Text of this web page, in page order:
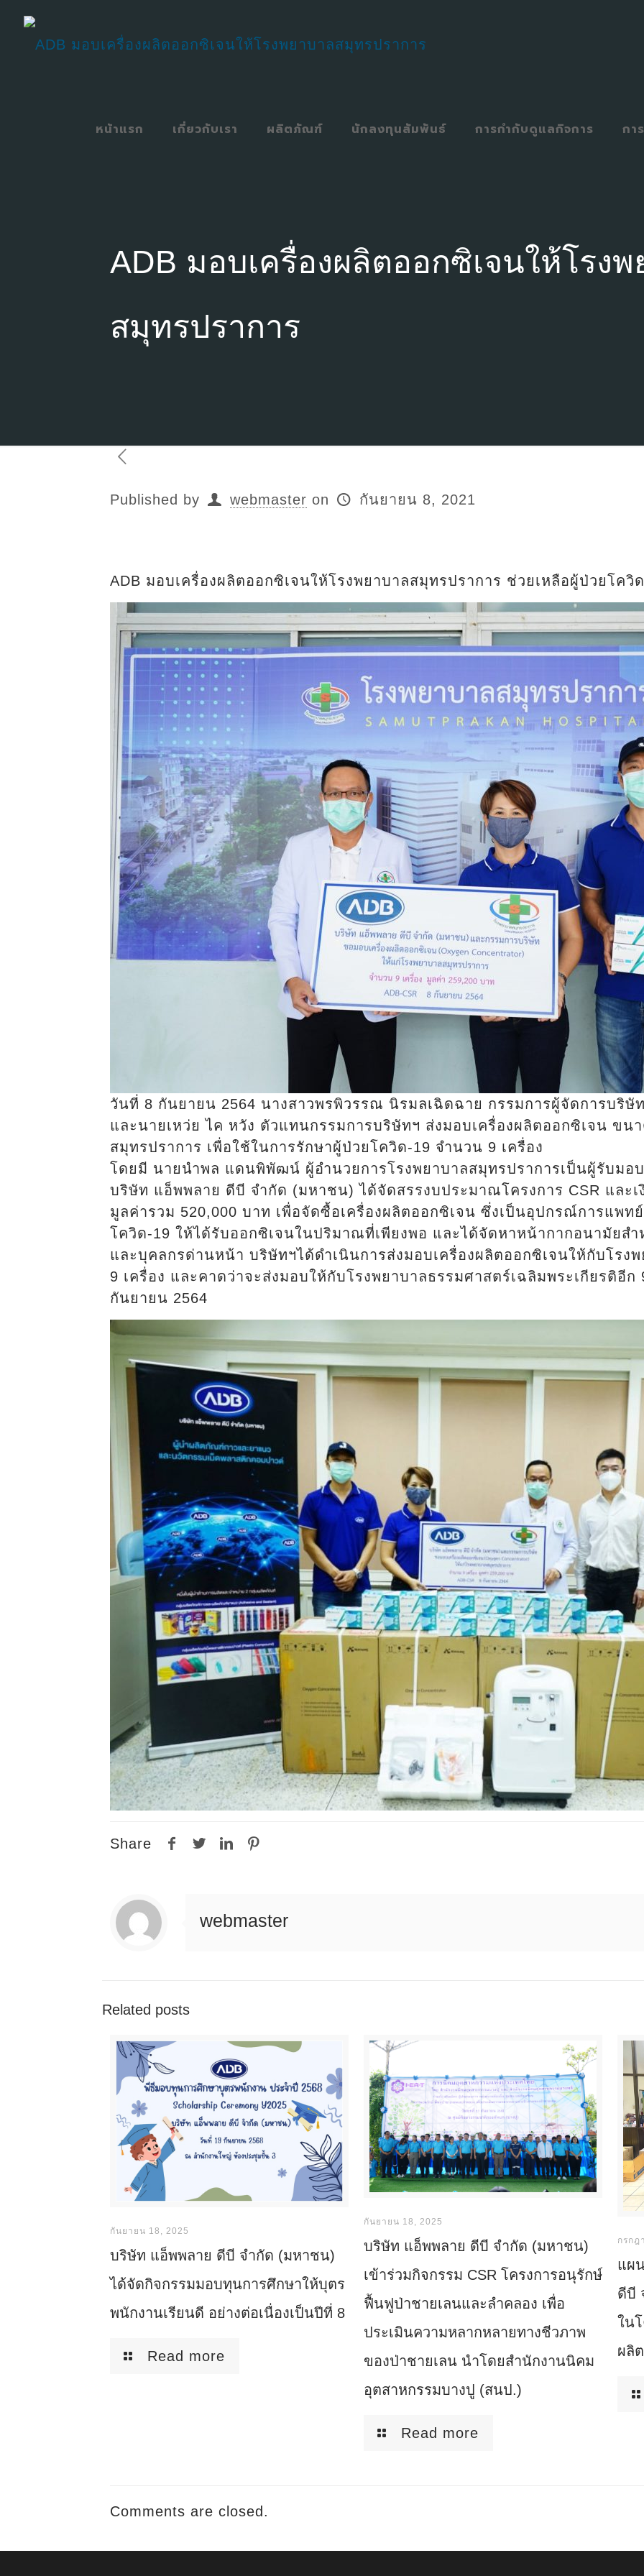
หน้าแรก เกี่ยวกับเรา ผลิตภัณฑ์ นักลงทุนสัมพันธ์ การกำกับดูแลกิจการ กา
ADB มอบเครื่องผลิตออกซิเจนให้โรง
สมุทรปราการ
Published by webmaster on กันยายน 8, 2021
ADB มอบเครื่องผลิตออกซิเจนให้โรงพยาบาลสมุทรปราการ ช่วยเหลือผู้ป่วยโควิ
วันที่ 8 กันยายน 2564 นางสาวพรพิวรรณ นิรมลเฉิดฉาย กรรมการผู้จัดการบริ
และนายเหว่ย ไค หวัง ตัวแทนกรรมการบริษัทฯ ส่งมอบเครื่องผลิตออกซิเจน ขน
สมุทรปราการ เพื่อใช้ในการรักษาผู้ป่วยโควิด-19 จำนวน 9 เครื่อง
โดยมี นายนำพล แดนพิพัฒน์ ผู้อำนวยการโรงพยาบาลสมุทรปราการเป็นผู้รับมอบ
บริษัท แอ็พพลาย ดีบี จำกัด (มหาชน) ได้จัดสรรงบประมาณโครงการ CSR และ
มูลค่ารวม 520,000 บาท เพื่อจัดซื้อเครื่องผลิตออกซิเจน ซึ่งเป็นอุปกรณ์การแพท
โควิด-19 ให้ได้รับออกซิเจนในปริมาณที่เพียงพอ และได้จัดหาหน้ากากอนามัยส
และบุคลกรด่านหน้า บริษัทฯได้ดำเนินการส่งมอบเครื่องผลิตออกซิเจนให้กับโรง
9 เครื่อง และคาดว่าจะส่งมอบให้กับโรงพยาบาลธรรมศาสตร์เฉลิมพระเกียรติอีก
กันยายน 2564
Share
webmaster
Related posts
กันยายน 18, 2025
บริษัท แอ็พพลาย ดีบี จำกัด (มหาชน)
ได้จัดกิจกรรมมอบทุนการศึกษาให้บุตร
พนักงานเรียนดี อย่างต่อเนื่องเป็นปีที่ 8
Read more
กันยายน 18, 2025
บริษัท แอ็พพลาย ดีบี จำกัด (มหาชน)
เข้าร่วมกิจกรรม CSR โครงการอนุรักษ์
ฟื้นฟูป่าชายเลนและลำคลอง เพื่อ
ประเมินความหลากหลายทางชีวภาพ
ของป่าชายเลน นำโดยสำนักงานนิคม
อุตสาหกรรมบางปู (สนป.)
Read more
กรกฎ
แผ
ดีบี
ใน
ผลิ
Comments are closed.